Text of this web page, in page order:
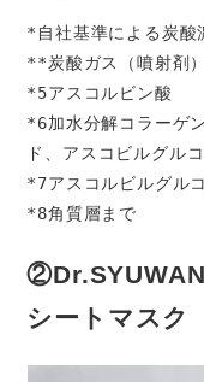
*自社基準による炭酸
**炭酸ガス（噴射剤）
*5アスコルビン酸
*6加水分解コラーゲ
ド、アスコビルグル
*7アスコルビルグル
*8角質層まで
シートマスク